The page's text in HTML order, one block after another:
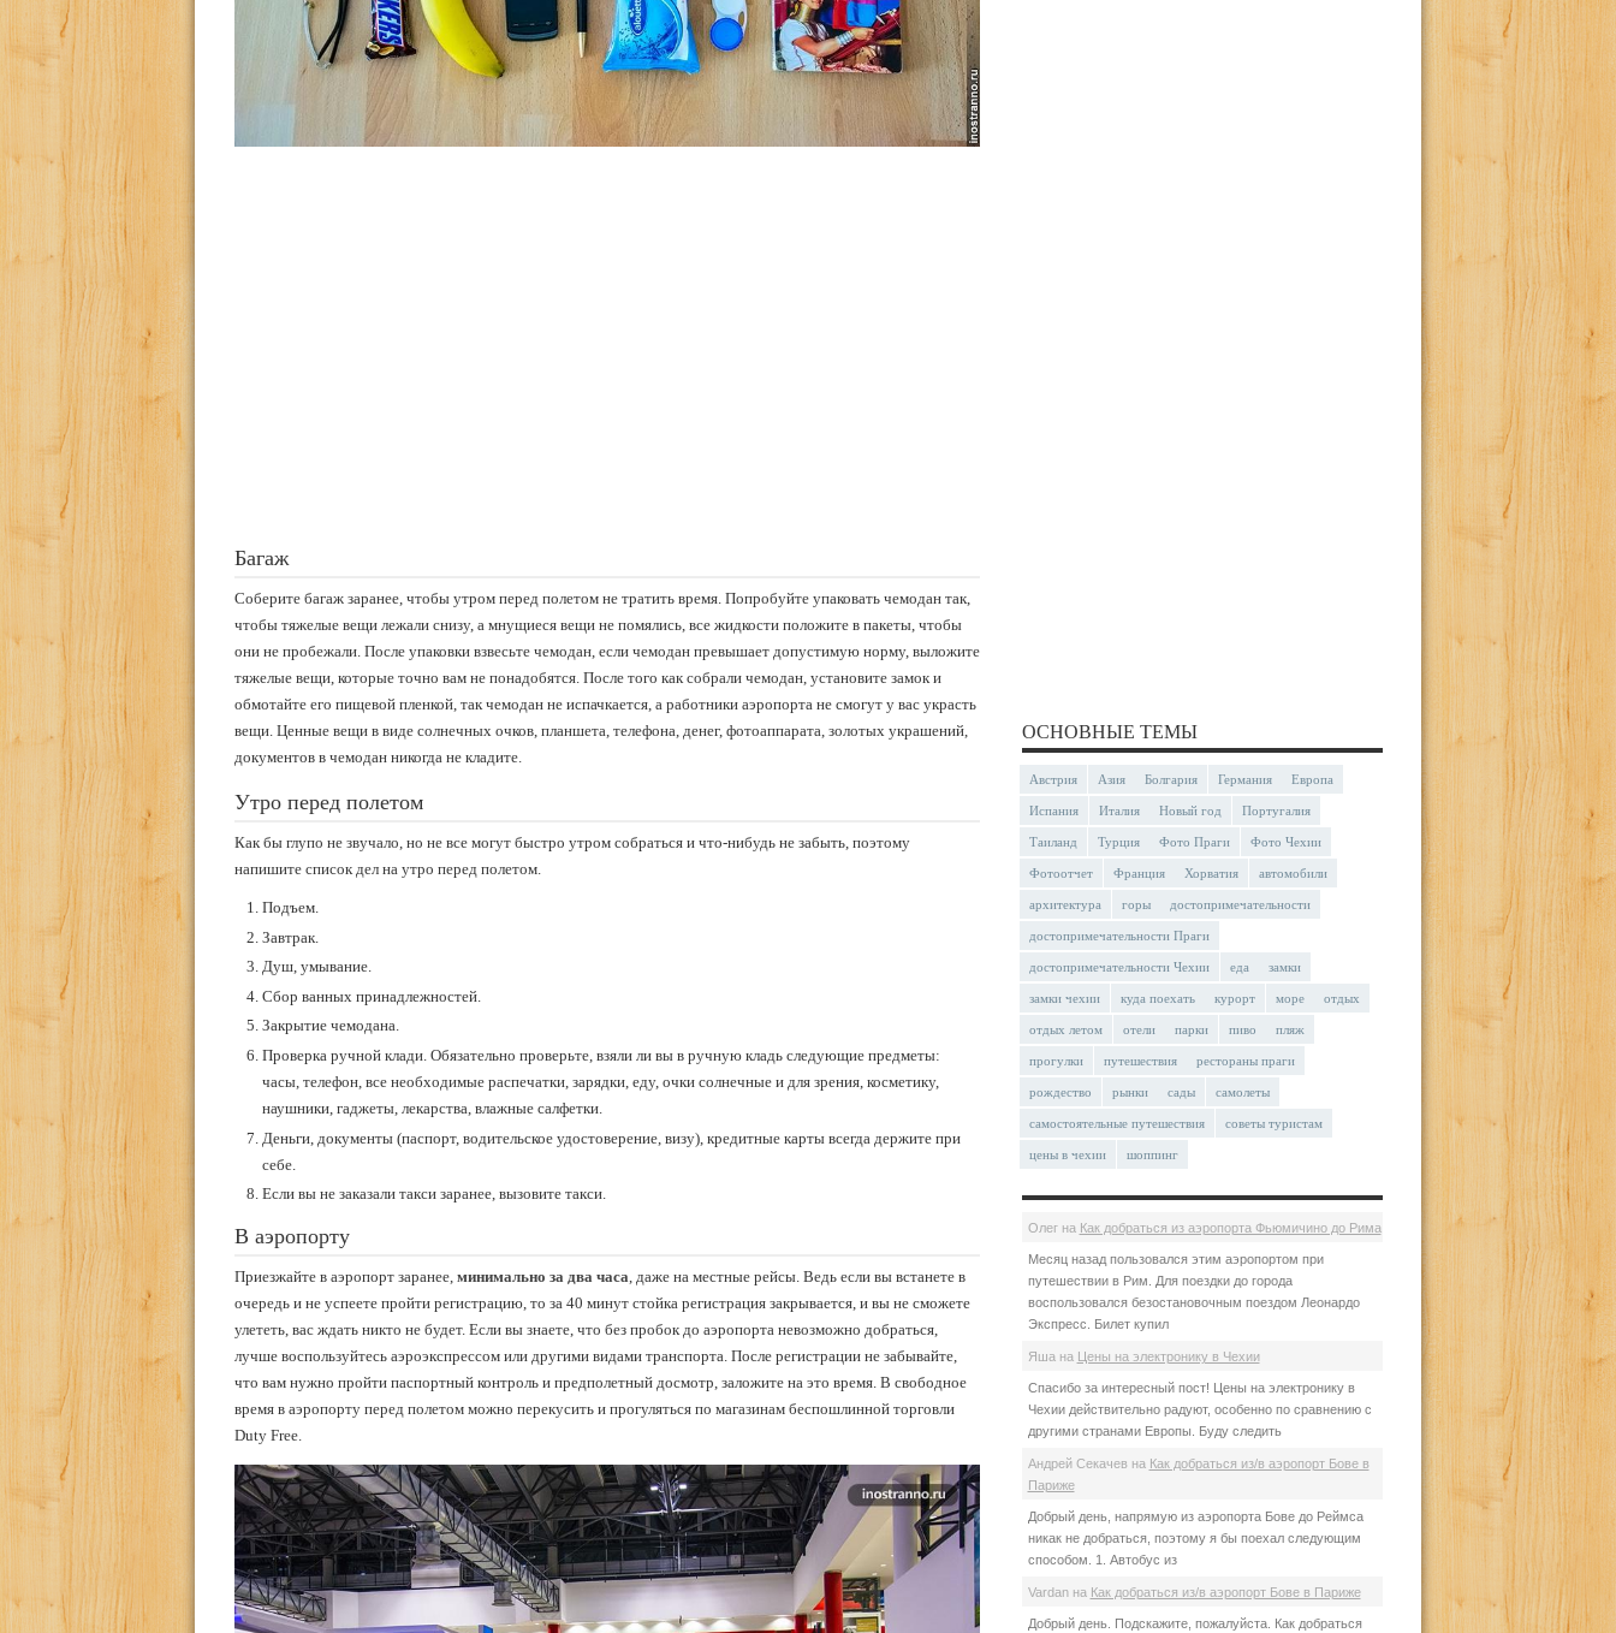
Багаж
Соберите багаж заранее, чтобы утром перед полетом не тратить время. Попробуйте упаковать чемодан так,
чтобы тяжелые вещи лежали снизу, а мнущиеся вещи не помялись, все жидкости положите в пакеты, чтобы
они не пробежали. После упаковки взвесьте чемодан, если чемодан превышает допустимую норму, выложите
тяжелые вещи, которые точно вам не понадобятся. После того как собрали чемодан, установите замок и
обмотайте его пищевой пленкой, так чемодан не испачкается, а работники аэропорта не смогут у вас украсть
вещи. Ценные вещи в виде солнечных очков, планшета, телефона, денег, фотоаппарата, золотых украшений,
документов в чемодан никогда не кладите.
Утро перед полетом
Как бы глупо не звучало, но не все могут быстро утром собраться и что-нибудь не забыть, поэтому
напишите список дел на утро перед полетом.
Подъем.
Завтрак.
Душ, умывание.
Сбор ванных принадлежностей.
Закрытие чемодана.
Проверка ручной клади. Обязательно проверьте, взяли ли вы в ручную кладь следующие предметы:
часы, телефон, все необходимые распечатки, зарядки, еду, очки солнечные и для зрения, косметику,
наушники, гаджеты, лекарства, влажные салфетки.
Деньги, документы (паспорт, водительское удостоверение, визу), кредитные карты всегда держите при
себе.
Если вы не заказали такси заранее, вызовите такси.
В аэропорту
Приезжайте в аэропорт заранее, минимально за два часа , даже на местные рейсы. Ведь если вы встанете в
очередь и не успеете пройти регистрацию, то за 40 минут стойка регистрация закрывается, и вы не сможете
улететь, вас ждать никто не будет. Если вы знаете, что без пробок до аэропорта невозможно добраться,
лучше воспользуйтесь аэроэкспрессом или другими видами транспорта. После регистрации не забывайте,
что вам нужно пройти паспортный контроль и предполетный досмотр, заложите на это время. В свободное
время в аэропорту перед полетом можно перекусить и прогуляться по магазинам беспошлинной торговли
Duty Free.
ОСНОВНЫЕ ТЕМЫ
Австрия Азия Болгария Германия Европа
Испания Италия Новый год Португалия
Таиланд Турция Фото Праги Фото Чехии
Фотоотчет Франция Хорватия автомобили
архитектура горы достопримечательности
достопримечательности Праги
достопримечательности Чехии еда замки
замки чехии куда поехать курорт море отдых
отдых летом отели парки пиво пляж
прогулки путешествия рестораны праги
рождество рынки сады самолеты
самостоятельные путешествия советы туристам
цены в чехии шоппинг
Олегна Как добраться из аэропорта Фьюмичино до Рима
Месяц назад пользовался этим аэропортом при
путешествии в Рим. Для поездки до города
воспользовался безостановочным поездом Леонардо
Экспресс. Билет купил
Яша на Цены на электронику в Чехии
Спасибо за интересный пост! Цены на электронику в
Чехии действительно радуют, особенно по сравнению с
другими странами Европы. Буду следить
Андрей Секачев на Как добраться из/в аэропорт Бове в
Париже
Добрый день, напрямую из аэропорта Бове до Реймса
никак не добраться, поэтому я бы поехал следующим
способом. 1. Автобус из
Vardanна Как добраться из/в аэропорт Бове в Париже
Добрый день. Подскажите, пожалуйста. Как добраться